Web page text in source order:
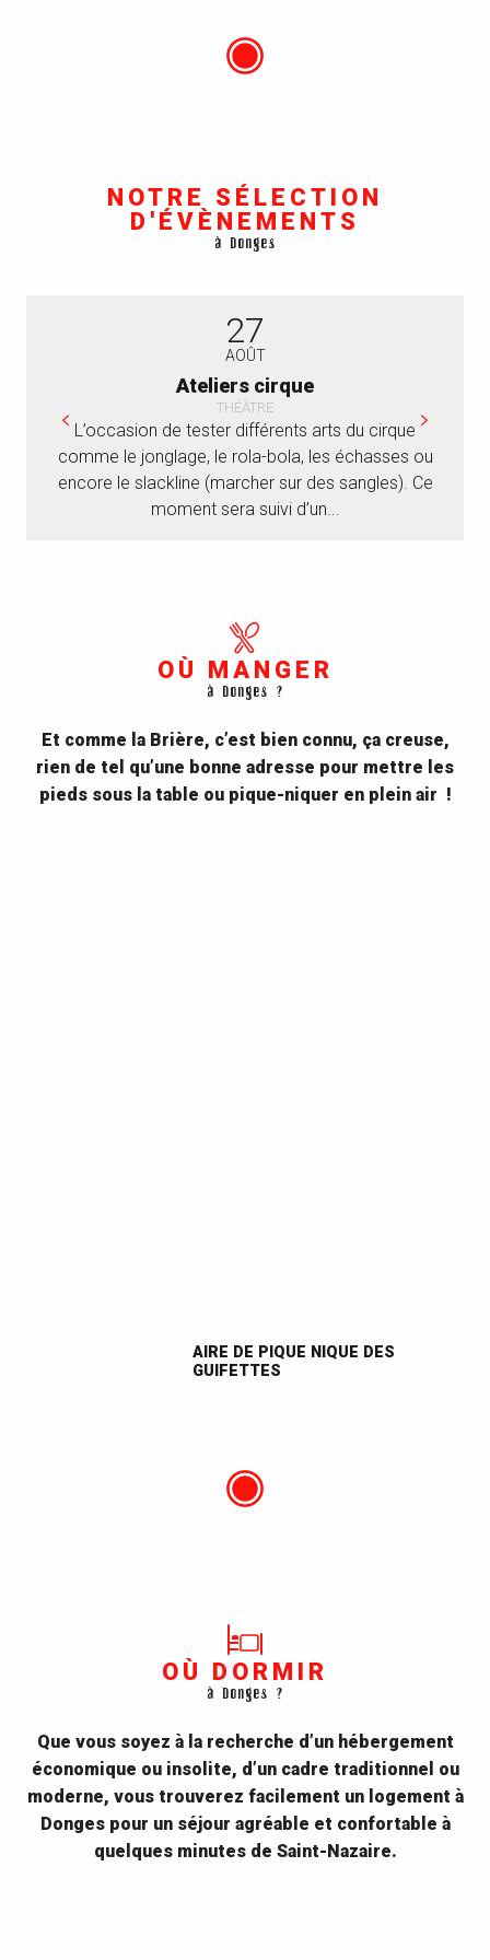
NOTRE SÉLECTION
D'ÉVÈNEMENTS
à Donges
27
AOÛT
Ateliers cirque
THÉÂTRE
L’occasion de tester différents arts du cirque
comme le jonglage, le rola-bola, les échasses ou
encore le slackline (marcher sur des sangles). Ce
moment sera suivi d’un...
OÙ MANGER
à Donges ?
Et comme la Brière, c’est bien connu, ça creuse,
rien de tel qu’une bonne adresse pour mettre les
pieds sous la table ou pique-niquer en plein air !
AIRE DE PIQUE NIQUE DES
GUIFETTES
OÙ DORMIR
à Donges ?
Que vous soyez à la recherche d’un hébergement
économique ou insolite, d’un cadre traditionnel ou
moderne, vous trouverez facilement un logement à
Donges pour un séjour agréable et confortable à
quelques minutes de Saint-Nazaire.